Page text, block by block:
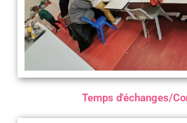
Temps d'échanges/